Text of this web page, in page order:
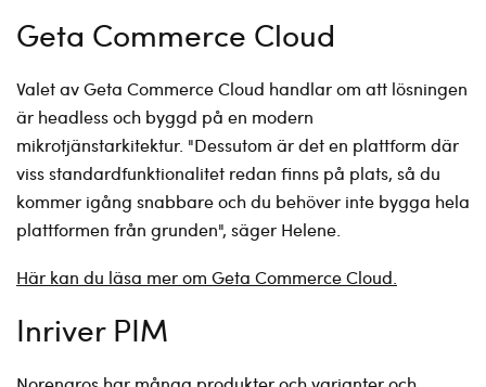
Geta Commerce Cloud
Valet av Geta Commerce Cloud handlar om att lösningen
är headless och byggd på en modern
mikrotjänstarkitektur. "Dessutom är det en plattform där
viss standardfunktionalitet redan finns på plats, så du
kommer igång snabbare och du behöver inte bygga hela
plattformen från grunden", säger Helene.
Här kan du läsa mer om Geta Commerce Cloud.
Inriver PIM